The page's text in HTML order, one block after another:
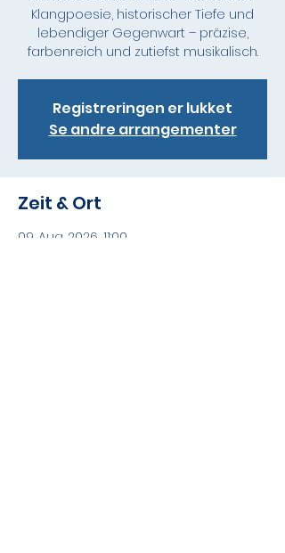
Klangpoesie, historischer Tiefe und
lebendiger Gegenwart – präzise,
farbenreich und zutiefst musikalisch.
Registreringen er lukket
Se andre arrangementer
Zeit & Ort
09. Aug. 2026, 11:00